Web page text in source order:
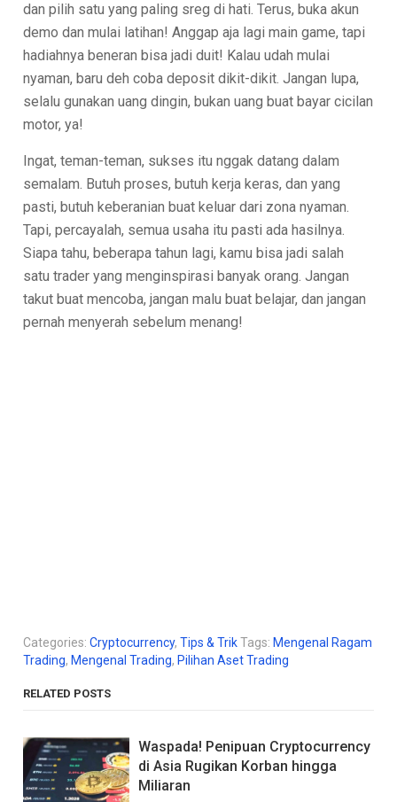
dan pilih satu yang paling sreg di hati. Terus, buka akun
demo dan mulai latihan! Anggap aja lagi main game, tapi
hadiahnya beneran bisa jadi duit! Kalau udah mulai
nyaman, baru deh coba deposit dikit-dikit. Jangan lupa,
selalu gunakan uang dingin, bukan uang buat bayar cicilan
motor, ya!
Ingat, teman-teman, sukses itu nggak datang dalam
semalam. Butuh proses, butuh kerja keras, dan yang
pasti, butuh keberanian buat keluar dari zona nyaman.
Tapi, percayalah, semua usaha itu pasti ada hasilnya.
Siapa tahu, beberapa tahun lagi, kamu bisa jadi salah
satu trader yang menginspirasi banyak orang. Jangan
takut buat mencoba, jangan malu buat belajar, dan jangan
pernah menyerah sebelum menang!
Categories:Cryptocurrency,Tips & TrikTags: Mengenal Ragam
Trading, Mengenal Trading, Pilihan Aset Trading
RELATED POSTS
Waspada! Penipuan Cryptocurrency
di Asia Rugikan Korban hingga
Miliaran